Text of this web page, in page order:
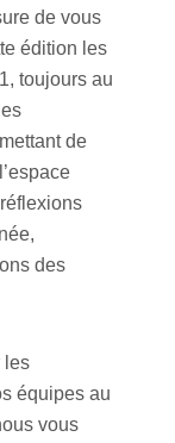
de vous
édition les
toujours au
de
des
les
équipes au
vous